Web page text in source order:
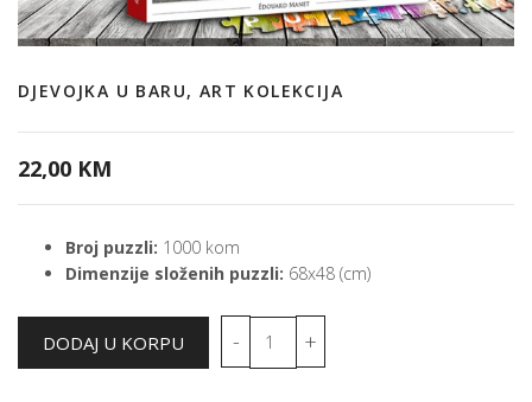
DJEVOJKA U BARU, ART KOLEKCIJA
22,00 KM
Broj puzzli: 1000 kom
Dimenzije složenih puzzli: 68x48 (cm)